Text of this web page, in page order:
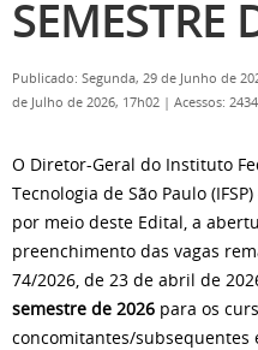
SEMESTRE
Publicado: Segunda, 29 de Junho de
de Julho de 2026, 17h02 | Acessos: 2434
O Diretor-Geral do Instituto
Tecnologia de São Paulo
por meio deste Edital, a
preenchimento das vagas
74/2026, de 23 de abril de
semestre de 2026 para os
concomitantes/subsequentes